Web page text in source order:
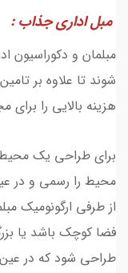
مبل اداری جذاب :
مبلمان و دکوراسیون
شوند تا علاوه بر
هزینه بالایی را
برای طراحی یک
محیط را رسمی و در
از طرفی ارگونومیک
فضا کوچک باشد یا
طراحی شود که در عین